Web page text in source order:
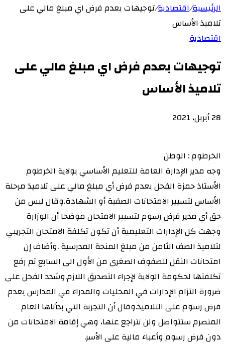
الرئيسية/اقتصادية/توجيهات بعدم فرض اي مبلغ مالي على
تلاميذ الأساس
اقتصادية
توجيهات بعدم فرض اي مبلغ مالي على
تلاميذ الأساس
28 أبريل، 2021
الخرطوم : الوطن
وجه مدير الإدارة العامة للتعليم الأساسي بولاية الخرطوم
الأستاذ حمزة الفحل بعدم فرض أي مبلغ مالي على تلاميذ مرحلة
الأساس لتسيير الامتحانات الصفية أو الشهادة.وقال ليس من
حق أي مدير فرض رسوم لتسيير الامتحان موضحا أن الوزارة
وجهت كل الإدارات التعليمية أن تكون تكلفة الامتحان التجريبي
لتلاميذ الصف الثامن من مبلغ المنحة المدرسية .وأضاف إن
امتحانات النقل للصفوف الصغرى من الأول الى السابع تم رفع
تكلفتها لحكومة الولاية لإجراء التصديق اللازم.وشدد الفحل على
ضرورة التزام الإدارات في المحليات والمدراء في المدارس بعدم
فرض رسوم على التلاميذ.وقال أن التجربة التي بدأناها العام
المنصرم ستتواصل ولن نتراجع عنها، وهي إقامة الامتحانات من
دون فرض رسوم وأعباء مالية على الأسر.